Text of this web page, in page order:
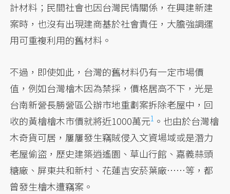
計材料；民間社會也因台灣民情關係，在興建新建
案時，也沒有出現建商基於社會責任，大膽強調運
用可重複利用的舊材料。
不過，即使如此，台灣的舊材料仍有一定市場價
值，例如台灣檜木因為禁採，價格居高不下，光是
台南新營長勝營區公辦市地重劃案拆除老屋中，回
收的黃檜檜木市價就將近1000萬元1 。也由於台灣檜
木奇貨可居，屢屢發生竊賊侵入文資場域或是潛力
老屋偷盜，歷史建築逍遙園、草山行館、嘉義蒜頭
糖廠、屏東共和新村、花蓮吉安菸葉廠……等，都
曾發生檜木遭竊案。